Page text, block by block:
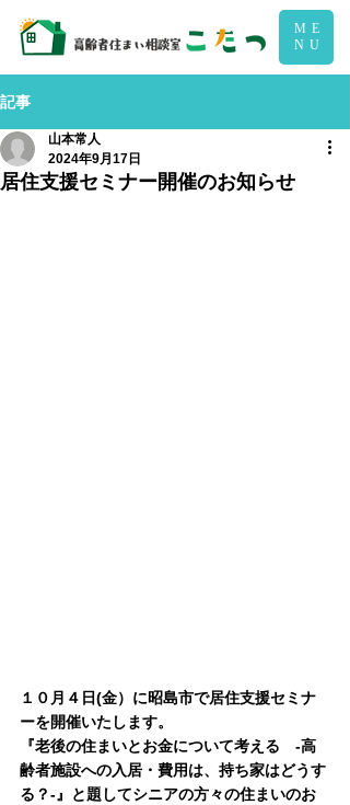
ME
NU
記事
居住支援セミナー開催のお知らせ
山本常人
2024年9月17日
１０月４日(金）に昭島市で居住支援セミナ
ーを開催いたします。
『老後の住まいとお金について考える　-高
齢者施設への入居・費用は、持ち家はどうす
る？-』と題してシニアの方々の住まいのお